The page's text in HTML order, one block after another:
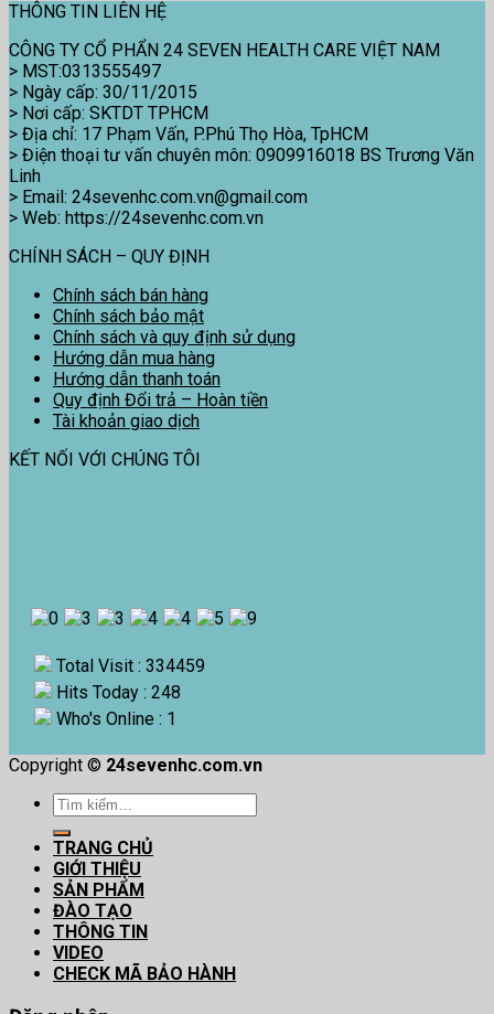
THÔNG TIN LIÊN HỆ
CÔNG TY CỔ PHẨN 24 SEVEN HEALTH CARE VIỆT NAM
> MST:0313555497
> Ngày cấp: 30/11/2015
> Nơi cấp: SKTDT TPHCM
> Địa chỉ: 17 Phạm Vấn, P.Phú Thọ Hòa, TpHCM
> Điện thoại tư vấn chuyên môn: 0909916018 BS Trương Văn
Linh
> Email: 24sevenhc.com.vn@gmail.com
> Web: https://24sevenhc.com.vn
CHÍNH SÁCH – QUY ĐỊNH
Chính sách bán hàng
Chính sách bảo mật
Chính sách và quy định sử dụng
Hướng dẫn mua hàng
Hướng dẫn thanh toán
Quy định Đổi trả – Hoàn tiền
Tài khoản giao dịch
KẾT NỐI VỚI CHÚNG TÔI
Total Visit : 334459
Hits Today : 248
Who's Online : 1
Copyright © 24sevenhc.com.vn
Tìm
TRANG CHỦ
GIỚI THIỆU
SẢN PHẨM
ĐÀO TẠO
THÔNG TIN
VIDEO
CHECK MÃ BẢO HÀNH